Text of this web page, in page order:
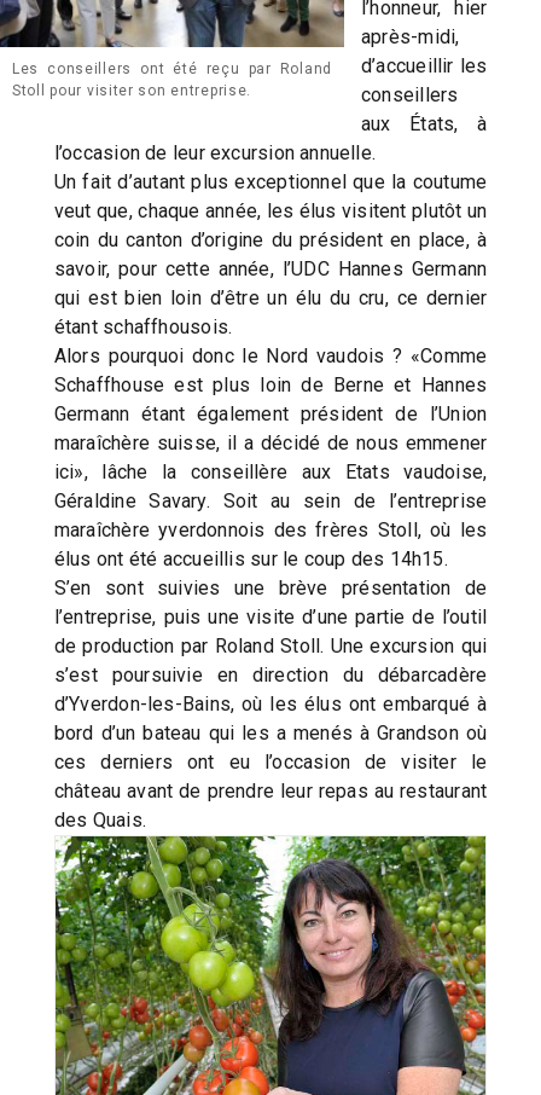
Les conseillers ont été reçu par Roland
Stoll pour visiter son entreprise.
l’honneur, hier
après-midi,
d’accueillir les
conseillers
aux États, à
l’occasion de leur excursion annuelle.
Un fait d’autant plus exceptionnel que la coutume
veut que, chaque année, les élus visitent plutôt un
coin du canton d’origine du président en place, à
savoir, pour cette année, l’UDC Hannes Germann
qui est bien loin d’être un élu du cru, ce dernier
étant schaffhousois.
Alors pourquoi donc le Nord vaudois ? «Comme
Schaffhouse est plus loin de Berne et Hannes
Germann étant également président de l’Union
maraîchère suisse, il a décidé de nous emmener
ici», lâche la conseillère aux Etats vaudoise,
Géraldine Savary. Soit au sein de l’entreprise
maraîchère yverdonnois des frères Stoll, où les
élus ont été accueillis sur le coup des 14h15.
S’en sont suivies une brève présentation de
l’entreprise, puis une visite d’une partie de l’outil
de production par Roland Stoll. Une excursion qui
s’est poursuivie en direction du débarcadère
d’Yverdon-les-Bains, où les élus ont embarqué à
bord d’un bateau qui les a menés à Grandson où
ces derniers ont eu l’occasion de visiter le
château avant de prendre leur repas au restaurant
des Quais.